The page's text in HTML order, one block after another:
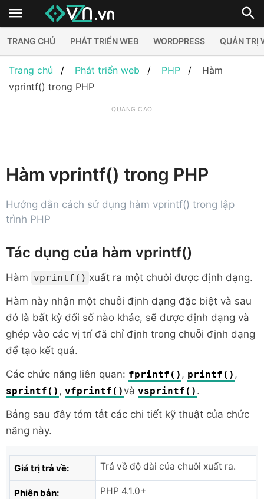
TRANG CHỦ PHÁT TRIỂN WEB WORDPRESS QUẢN TRỊ
Trang chủ Phát triển web PHP
Hàm
vprintf() trong PHP
QUẢNG CÁO
Hàm vprintf() trong PHP
Hướng dẫn cách sử dụng hàm vprintf() trong lập
trình PHP
Tác dụng của hàm vprintf()
Hàm vprintf() xuất ra một chuỗi được định dạng.
Hàm này nhận một chuỗi định dạng đặc biệt và sau
đó là bất kỳ đối số nào khác, sẽ được định dạng và
ghép vào các vị trí đã chỉ định trong chuỗi định dạng
để tạo kết quả.
Các chức năng liên quan: fprintf() , printf() ,
sprintf() , vfprintf()và vsprintf() .
Bảng sau đây tóm tắt các chi tiết kỹ thuật của chức
năng này.
Giá trị trả về: Trả về độ dài của chuỗi xuất ra.
Phiên bản: PHP 4.1.0+